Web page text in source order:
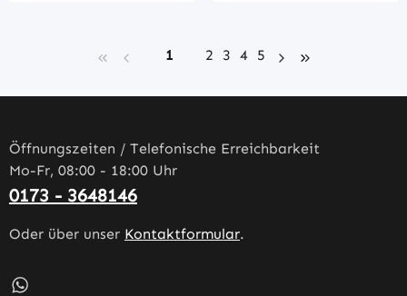
Seite
1 Seite
2 Seite
3 Seite
4 Seite
5
Öffnungszeiten / Telefonische Erreichbarkeit
Mo-Fr, 08:00 - 18:00 Uhr
0173 - 3648146
Oder über unser Kontaktformular.
Schreib uns auf WhatsApp – öffnet in neuem Tab